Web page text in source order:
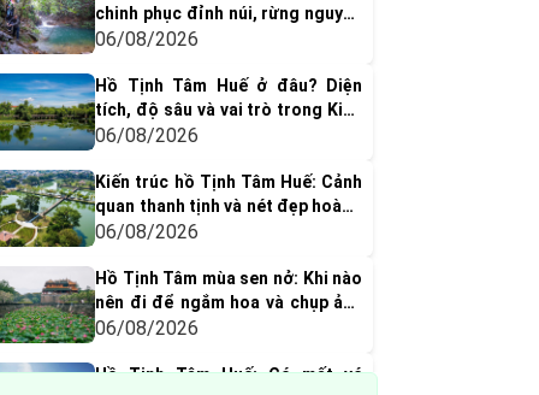
chinh phục đỉnh núi, rừng nguyên
sinh & thác nước tuyệt đẹp
06/08/2026
Hồ Tịnh Tâm Huế ở đâu? Diện
tích, độ sâu và vai trò trong Kinh
thành Huế xưa
06/08/2026
Kiến trúc hồ Tịnh Tâm Huế: Cảnh
quan thanh tịnh và nét đẹp hoàng
cung xưa
06/08/2026
Hồ Tịnh Tâm mùa sen nở: Khi nào
nên đi để ngắm hoa và chụp ảnh
đẹp nhất?
06/08/2026
Hồ Tịnh Tâm Huế: Có mất vé